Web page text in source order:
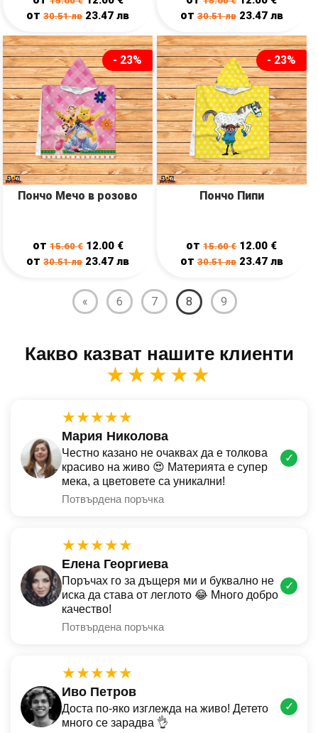
от30.51лв 23.47лв от 30.51лв 23.47 лв
- 23%
Пончо Мечо в розово
от15.60€ 12.00 €
от30.51лв 23.47лв
- 23%
Пончо Пипи
от15.60€ 12.00 €
от 30.51лв 23.47 лв
« 6 7 8 9
Какво казват нашите клиенти
★★★★★
★★★★★
Мария Николова
Честно казано не очаквах да е толкова
красиво на живо 😍 Материята е супер
мека, а цветовете са уникални!
Потвърдена поръчка
✓
★★★★★
Елена Георгиева
Поръчах го за дъщеря ми и буквално не
иска да става от леглото 😂 Много добро
качество!
Потвърдена поръчка
✓
★★★★★
Иво Петров
Доста по-яко изглежда на живо! Детето
много се зарадва 👌
✓